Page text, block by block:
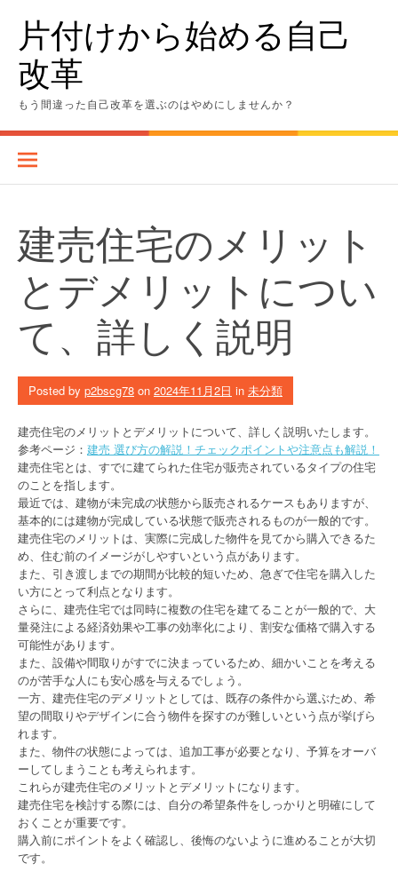
content片付けから始める自己
改革
もう間違った自己改革を選ぶのはやめにしませんか？
建売住宅のメリット
とデメリットについ
て、詳しく説明
Posted by p2bscg78 on 2024年11月2日 in 未分類
建売住宅のメリットとデメリットについて、詳しく説明いたします。
参考ページ： 建売 選び方の解説！チェックポイントや注意点も解説！
建売住宅とは、すでに建てられた住宅が販売されているタイプの住宅
のことを指します。
最近では、建物が未完成の状態から販売されるケースもありますが、
基本的には建物が完成している状態で販売されるものが一般的です。
建売住宅のメリットは、実際に完成した物件を見てから購入できるた
め、住む前のイメージがしやすいという点があります。
また、引き渡しまでの期間が比較的短いため、急ぎで住宅を購入した
い方にとって利点となります。
さらに、建売住宅では同時に複数の住宅を建てることが一般的で、大
量発注による経済効果や工事の効率化により、割安な価格で購入する
可能性があります。
また、設備や間取りがすでに決まっているため、細かいことを考える
のが苦手な人にも安心感を与えるでしょう。
一方、建売住宅のデメリットとしては、既存の条件から選ぶため、希
望の間取りやデザインに合う物件を探すのが難しいという点が挙げら
れます。
また、物件の状態によっては、追加工事が必要となり、予算をオーバ
ーしてしまうことも考えられます。
これらが建売住宅のメリットとデメリットになります。
建売住宅を検討する際には、自分の希望条件をしっかりと明確にして
おくことが重要です。
購入前にポイントをよく確認し、後悔のないように進めることが大切
です。